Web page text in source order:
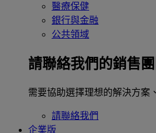
醫療保健
銀行與金融
公共領域
請聯絡我們的銷售
需要協助選擇理想的解決方案
請聯絡我們
企業版